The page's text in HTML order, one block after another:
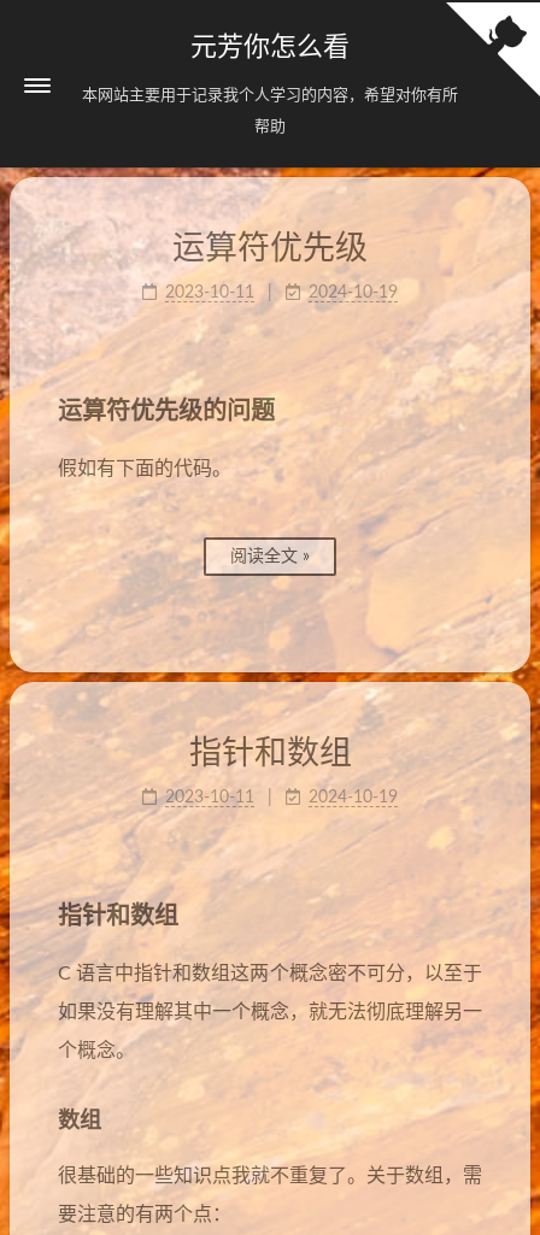
元芳你怎么看
本网站主要用于记录我个人学习的内容，希望对你有所
帮助
运算符优先级
2023-10-11 2024-10-19
运算符优先级的问题
假如有下面的代码。
阅读全文 »
指针和数组
2023-10-11 2024-10-19
指针和数组
C 语言中指针和数组这两个概念密不可分，以至于
如果没有理解其中一个概念，就无法彻底理解另一
个概念。
数组
很基础的一些知识点我就不重复了。关于数组，需
要注意的有两个点：